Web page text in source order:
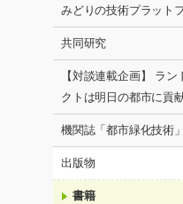
みどりの技術プラット
共同研究
【対談連載企画】 ラ
クトは明日の都市に貢
機関誌「都市緑化技術」
出版物
書籍